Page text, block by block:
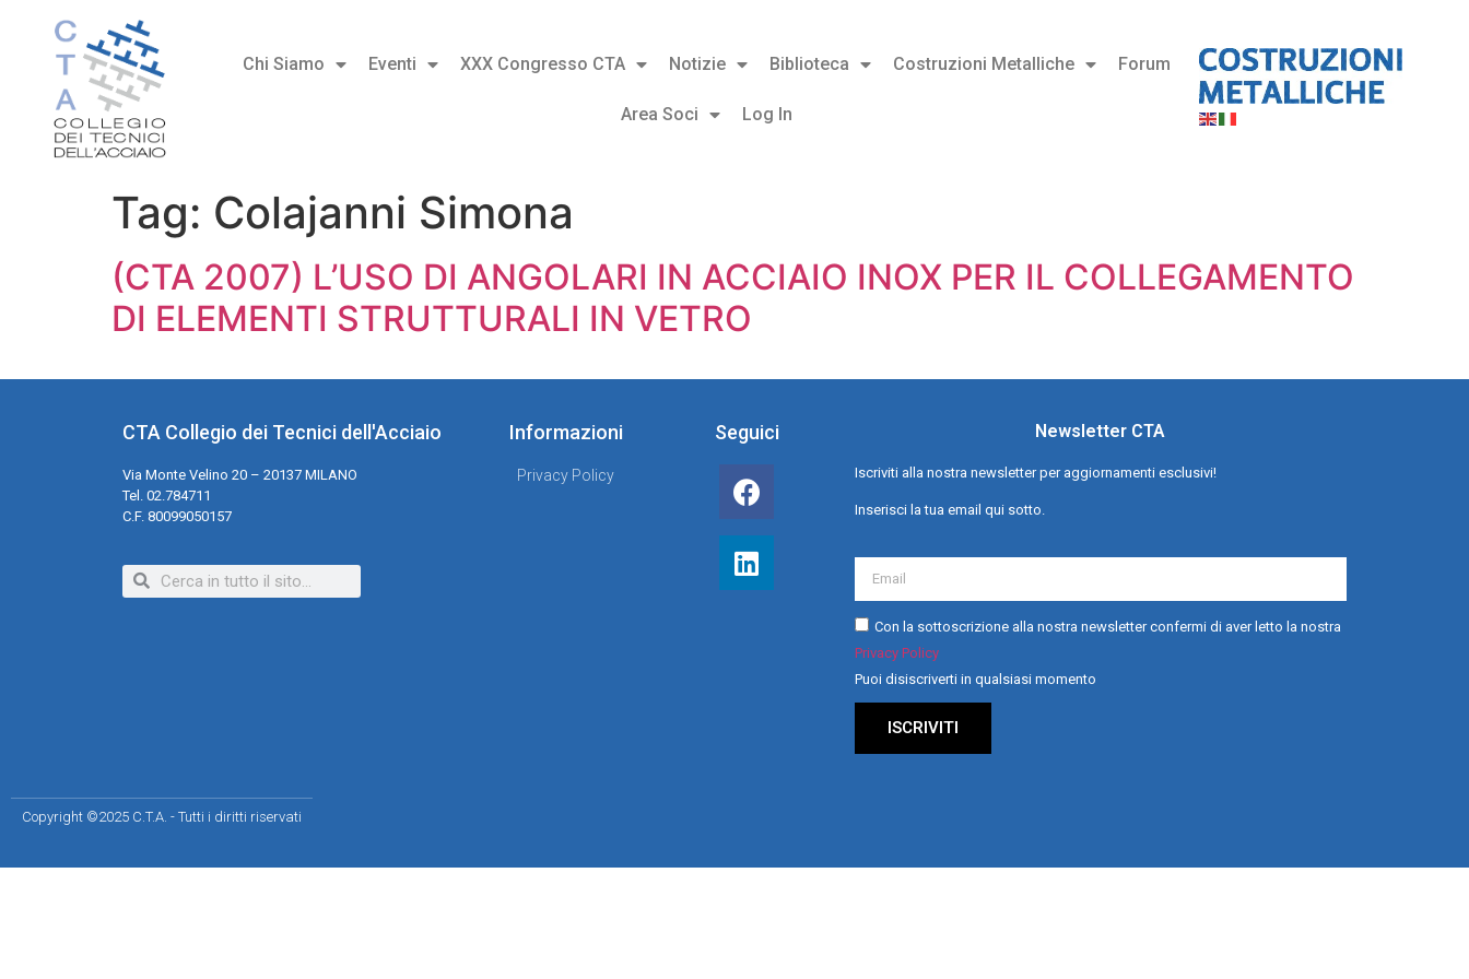
Chi Siamo Eventi XXX Congresso CTA Notizie Biblioteca Costruzioni Metalliche Forum
Area Soci Log In
Tag: Colajanni Simona
(CTA 2007) L’USO DI ANGOLARI IN ACCIAIO INOX PER IL COLLEGAMENTO
DI ELEMENTI STRUTTURALI IN VETRO
CTA Collegio dei Tecnici dell'Acciaio
Via Monte Velino 20 – 20137 MILANO
Tel. 02.784711
C.F. 80099050157
Informazioni
Privacy Policy
Seguici Newsletter CTA
Iscriviti alla nostra newsletter per aggiornamenti esclusivi!
Inserisci la tua email qui sotto.
Con la sottoscrizione alla nostra newsletter confermi di aver letto la nostra
Privacy Policy
Puoi disiscriverti in qualsiasi momento
ISCRIVITI
Copyright ©2025 C.T.A. - Tutti i diritti riservati